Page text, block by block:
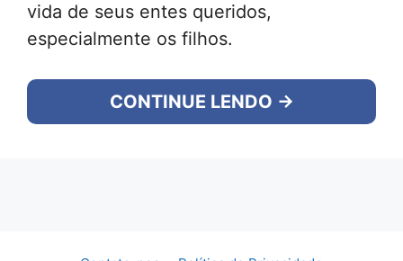
vida de seus entes queridos,
especialmente os filhos.
CONTINUE LENDO →